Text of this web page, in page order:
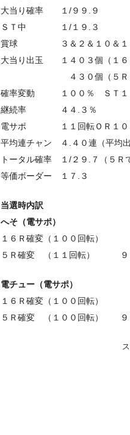
大当り確率 １/９９.９
ＳＴ中 １/１９.３
賞球 ３＆２＆１０＆１
大当り出玉 １４０３個（１６
４３０個（５Ｒ
確率変動 １００％ ＳＴ１
継続率 ４４.３％
電サポ １１回転ＯＲ１０
平均連チャン ４.４０連（平均
トータル確率 １/２９.７（５Ｒ
等価ボーダー １７.３
当選時内訳
へそ（電サポ）
１６Ｒ確変（１００回転）
５Ｒ確変 （１１回転） ９
電チュー（電サポ）
１６Ｒ確変（１００回転）
５Ｒ確変 （１００回転） ９